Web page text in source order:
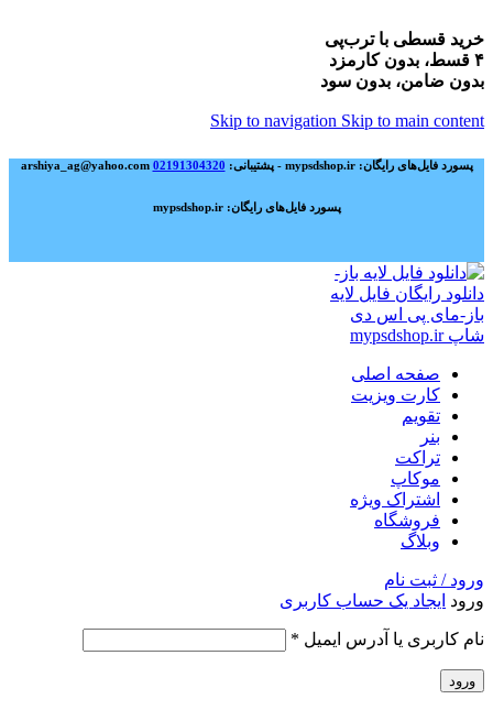
خرید قسطی با ترب‌پی
۴ قسط، بدون کارمزد
بدون ضامن، بدون سود
Skip to navigation Skip to main content
پسورد فایل‌های رایگان: mypsdshop.ir - پشتیبانی: arshiya_ag@yahoo.com 02191304320
پسورد فایل‌های رایگان: mypsdshop.ir
صفحه اصلی
کارت ویزیت
تقویم
بنر
تراکت
موکاپ
اشتراک ویژه
فروشگاه
وبلاگ
ورود / ثبت نام
ورود ایجاد یک حساب کاربری
نام کاربری یا آدرس ایمیل *
ورود